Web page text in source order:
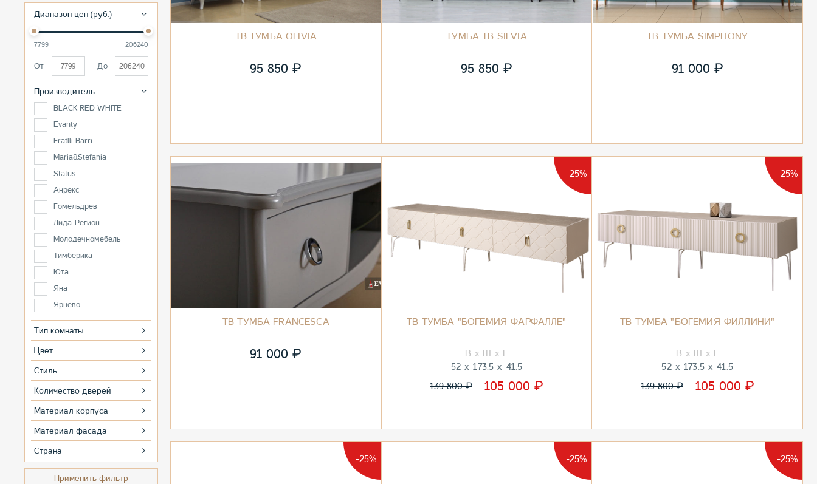
Диапазон цен (руб.)
7799 206240
От До
Производитель
BLACK RED WHITE
Evanty
Fratlli Barri
Maria&Stefania
Status
Анрекс
Гомельдрев
Лида-Регион
Молодечномебель
Тимберика
Юта
Яна
Ярцево
Тип комнаты
Цвет
Стиль
Количество дверей
Материал корпуса
Материал фасада
Страна
Применить фильтр
ТВ ТУМБА OLIVIA
95 850₽
ТУМБА ТВ SILVIA
95 850 ₽
ТВ ТУМБА SIMPHONY
91 000 ₽
ТВ ТУМБА FRANCESCA
91 000₽
-25%
ТВ ТУМБА "БОГЕМИЯ-ФАРФАЛЛЕ"
52 173.5
41.5
139 800₽ 105 000 ₽
-25%
ТВ ТУМБА "БОГЕМИЯ-ФИЛЛИНИ"
52 173.5
41.5
139 800₽ 105 000 ₽
-25% -25% -25%